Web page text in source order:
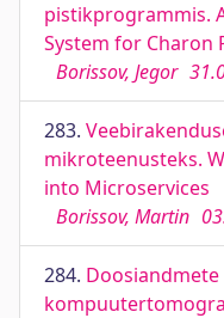
pistikprogrammis.
System for Charon
Borissov, Jegor
283.
mikroteenusteks.
into Microservices
Borissov, Martin
284.